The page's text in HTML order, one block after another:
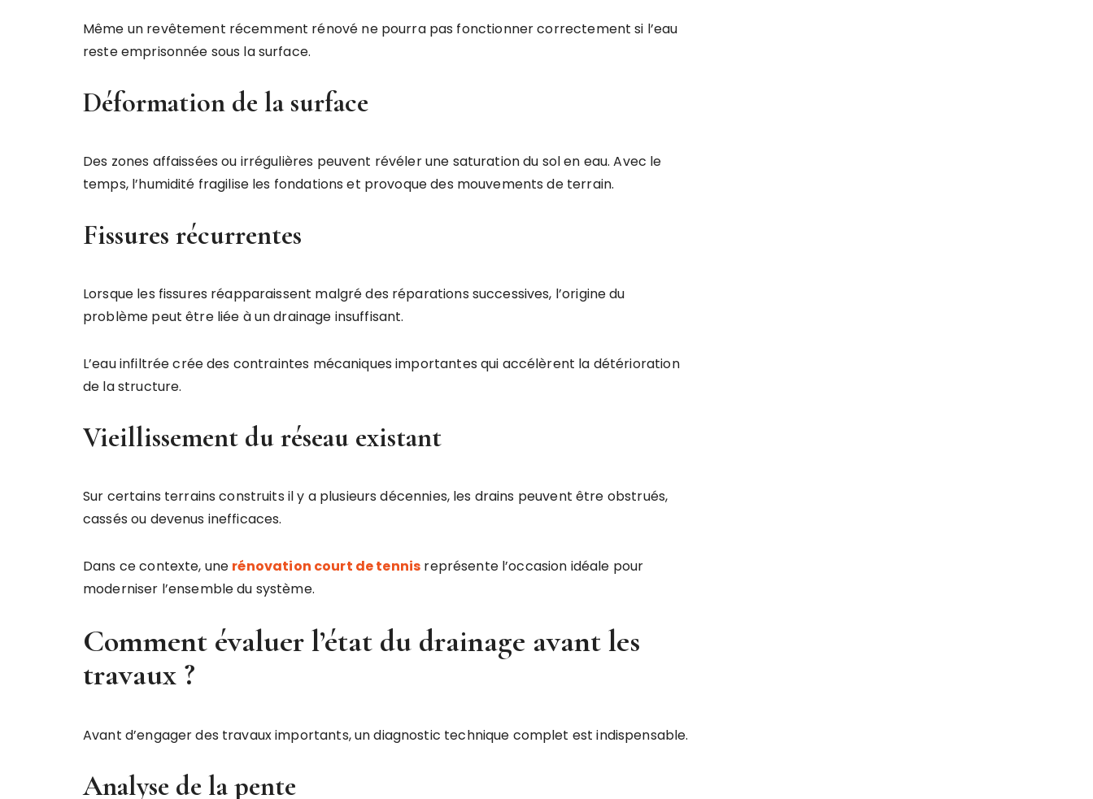
Même un revêtement récemment rénové ne pourra pas fonctionner correctement si l’eau
reste emprisonnée sous la surface.
Déformation de la surface
Des zones affaissées ou irrégulières peuvent révéler une saturation du sol en eau. Avec le
temps, l’humidité fragilise les fondations et provoque des mouvements de terrain.
Fissures récurrentes
Lorsque les fissures réapparaissent malgré des réparations successives, l’origine du
problème peut être liée à un drainage insuffisant.
L’eau infiltrée crée des contraintes mécaniques importantes qui accélèrent la détérioration
de la structure.
Vieillissement du réseau existant
Sur certains terrains construits il y a plusieurs décennies, les drains peuvent être obstrués,
cassés ou devenus inefficaces.
Dans ce contexte, une rénovation court de tennis représente l’occasion idéale pour
moderniser l’ensemble du système.
Comment évaluer l’état du drainage avant les
travaux ?
Avant d’engager des travaux importants, un diagnostic technique complet est indispensable.
Analyse de la pente